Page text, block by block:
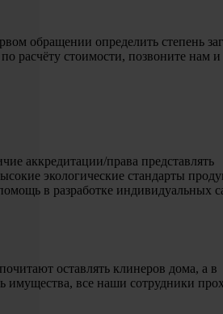
обращении определить степень
расчёту стоимости, позвоните нам
аккредитации/права представлять
экологические стандарты
в разработке индивидуальных
оставлять клинеров дома, а в
имущества, все наши сотрудники